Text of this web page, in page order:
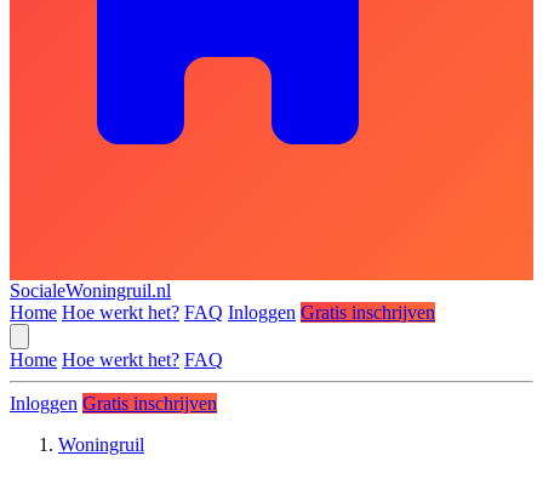
SocialeWoningruil.nl
Home Hoe werkt het? FAQ Inloggen Gratis inschrijven
Home Hoe werkt het? FAQ
Inloggen Gratis inschrijven
Woningruil